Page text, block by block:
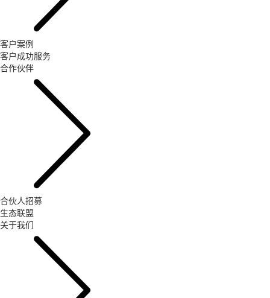
客户案例
客户成功服务
合作伙伴
合伙人招募
生态联盟
关于我们